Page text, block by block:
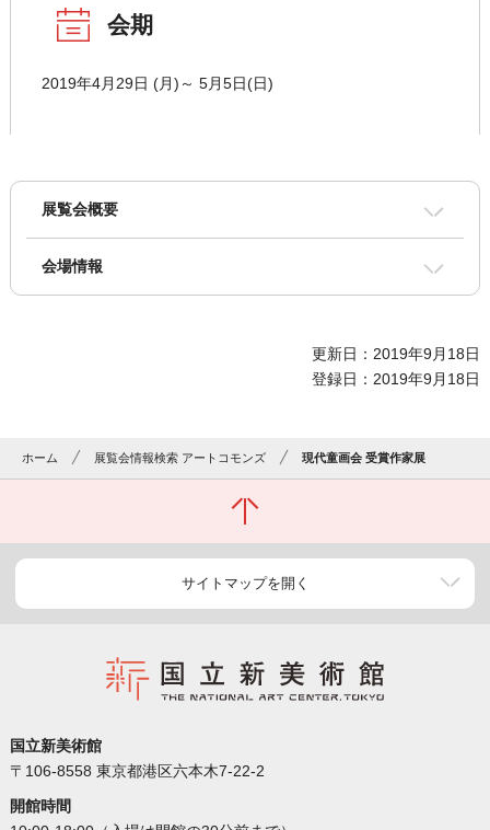
会期
2019年4月29日 (月)～ 5月5日(日)
展覧会概要
会場情報
更新日：2019年9月18日
登録日：2019年9月18日
ホーム 展覧会情報検索 アートコモンズ 現代童画会 受賞作家展
サイトマップを開く
国立新美術館
〒106-8558 東京都港区六本木7-22-2
開館時間